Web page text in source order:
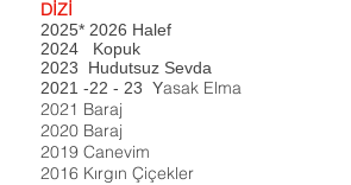
DİZİ
2025* 2026 Halef
2024 Kopuk
2023 Hudutsuz Sevda
2021 -22 - 23 Yasak Elma
2021 Baraj
2020 Baraj
2019 Canevim
2016 Kırgın Çiçekler